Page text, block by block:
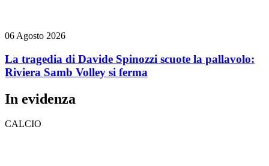
06 Agosto 2026
La tragedia di Davide Spinozzi scuote la pallavolo:
Riviera Samb Volley si ferma
In evidenza
CALCIO